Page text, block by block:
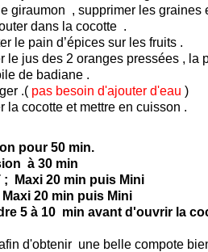
giraumon , supprimer les graines
dans la cocotte .
le pain d’épices sur les fruits .
le jus des 2 oranges pressées , la
de badiane .
.( pas besoin d'ajouter d'eau )
la cocotte et mettre en cuisson .
pour 50 min.
à 30 min
;
Maxi 20 min puis Mini
Maxi 20 min puis Mini
5 à 10 min avant d'ouvrir la
d'obtenir une belle compote